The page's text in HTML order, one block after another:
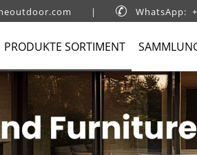
|  WhatsApp:
PRODUKTE SORTIMENT